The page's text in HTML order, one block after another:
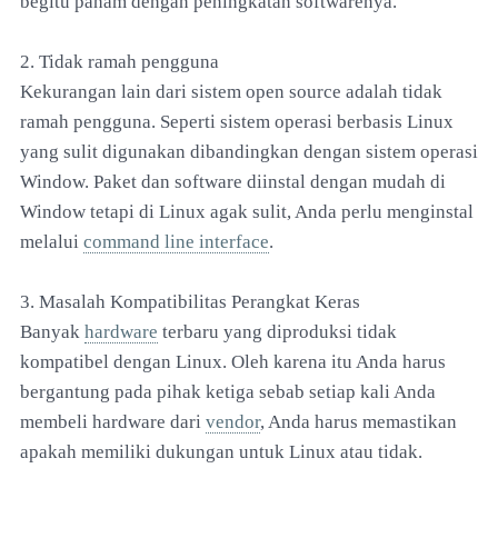
2. Tidak ramah pengguna
Kekurangan lain dari sistem open source adalah tidak
ramah pengguna. Seperti sistem operasi berbasis Linux
yang sulit digunakan dibandingkan dengan sistem operasi
Window. Paket dan software diinstal dengan mudah di
Window tetapi di Linux agak sulit, Anda perlu menginstal
melalui command line interface.
3. Masalah Kompatibilitas Perangkat Keras
Banyak hardware terbaru yang diproduksi tidak
kompatibel dengan Linux. Oleh karena itu Anda harus
bergantung pada pihak ketiga sebab setiap kali Anda
membeli hardware dari vendor, Anda harus memastikan
apakah memiliki dukungan untuk Linux atau tidak.